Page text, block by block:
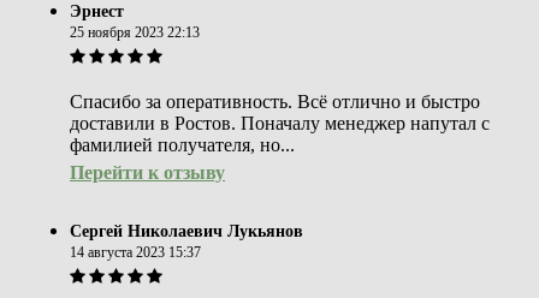
Эрнест
25 ноября 2023 22:13
Спасибо за оперативность. Всё отлично и быстро
доставили в Ростов. Поначалу менеджер напутал с
фамилией получателя, но...
Перейти к отзыву
Сергей Николаевич Лукьянов
14 августа 2023 15:37